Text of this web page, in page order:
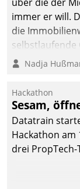
immer er will.
die
selbstlaufende
Kunde und
Nadja
Hackathon
Sesam,
Datatrain
Hackathon am
drei